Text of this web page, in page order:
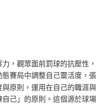
，觀眾面前罰球的抗壓性，
賽局中調整自己靈活度，張
原則，運用在自己的職涯與
己」的原則。這個源於球場